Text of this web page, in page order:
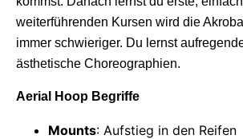
weiterführenden Kursen wird die
immer schwieriger. Du lernst
ästhetische Choreographien.
Aerial Hoop Begriffe
Mounts: Aufstieg in den Reifen